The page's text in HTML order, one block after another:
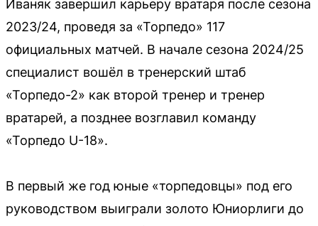
Иваняк завершил карьеру вратаря после сезона
2023/24, проведя за «Торпедо» 117
официальных матчей. В начале сезона 2024/25
специалист вошёл в тренерский штаб
«Торпедо-2» как второй тренер и тренер
вратарей, а позднее возглавил команду
«Торпедо U-18».
В первый же год юные «торпедовцы» под его
руководством выиграли золото Юниорлиги до